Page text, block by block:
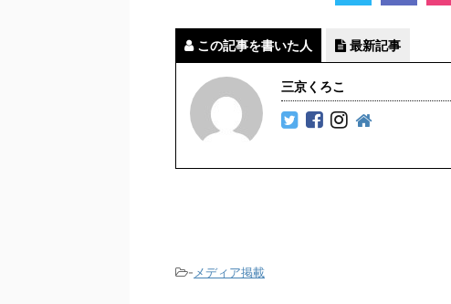
この記事を書いた人 最新記事
三京くろこ
- メディア掲載